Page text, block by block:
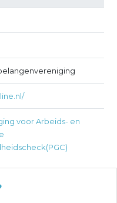
voor Arbeids- en